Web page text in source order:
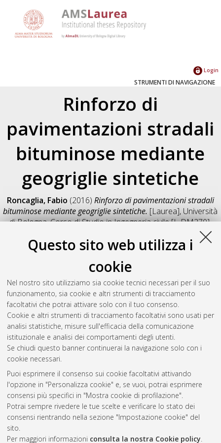
Questo sito web utilizza i
cookie
Nel nostro sito utilizziamo sia cookie tecnici necessari per il suo
funzionamento, sia cookie e altri strumenti di tracciamento
facoltativi che potrai attivare solo con il tuo consenso.
Cookie e altri strumenti di tracciamento facoltativi sono usati per
analisi statistiche, misure sull'efficacia della comunicazione
istituzionale e analisi dei comportamenti degli utenti.
Se chiudi questo banner continuerai la navigazione solo con i
cookie necessari.
Puoi esprimere il consenso sui cookie facoltativi attivando
l'opzione in "Personalizza cookie" e, se vuoi, potrai esprimere
consensi più specifici in "Mostra cookie di profilazione".
Potrai sempre rivedere le tue scelte e verificare lo stato dei
consensi rientrando nella sezione "Impostazione cookie" del
sito.
Per maggiori informazioni consulta la nostra Cookie policy.
Login
STRUMENTI DI NAVIGAZIONE
Rinforzo di
pavimentazioni stradali
bituminose mediante
geogriglie sintetiche
Roncaglia, Fabio (2016) Rinforzo di pavimentazioni stradali
bituminose mediante geogriglie sintetiche. [Laurea], Università
di Bologna, Corso di Studio inIngegneria civile [L-DM270],
Salva citazione
Condividi
Il full-text non è disponibile per scelta dell'autore. (
Abstract
Altri metadati
Gestione del documento:
Atom
Rss 1.0
Rss 2.0
AMS Laurea